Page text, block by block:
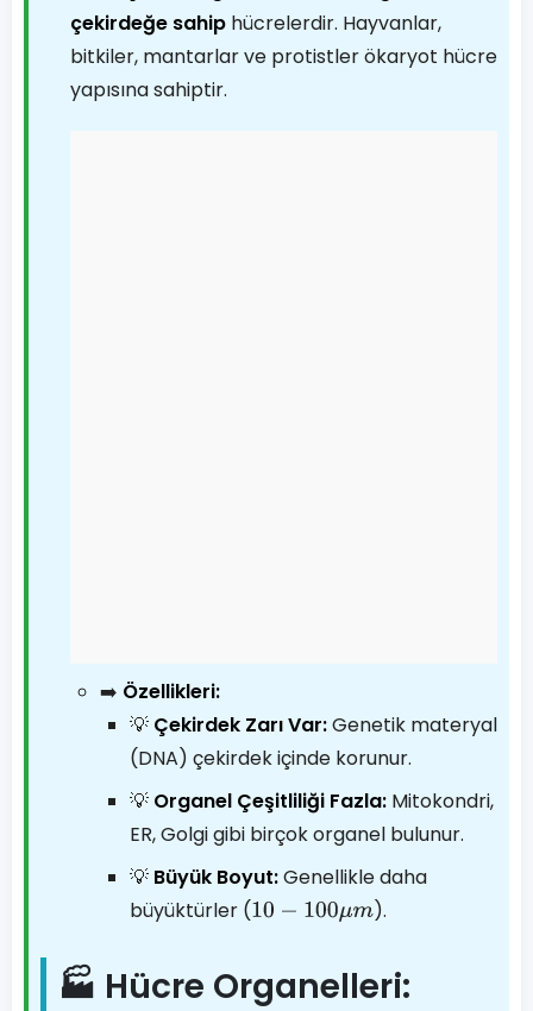
çekirdeğe sahip hücrelerdir. Hayvanlar,
bitkiler, mantarlar ve protistler ökaryot hücre
yapısına sahiptir.
➡️ Özellikleri:
💡 Çekirdek Zarı Var:Genetik materyal
(DNA) çekirdek içinde korunur.
💡 Organel Çeşitliliği Fazla: Mitokondri,
ER, Golgi gibi birçok organel bulunur.
💡 Büyük Boyut:Genellikle daha
büyüktürler (10− 100μm ).
🏭 Hücre Organelleri: